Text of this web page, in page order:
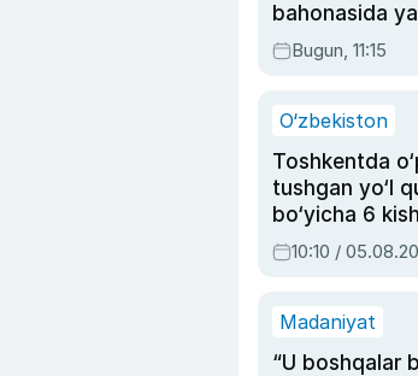
bahonasida
olib borib
20 yilga
Bugun, 11:15
O‘zbekiston
Toshkentda
tushgan yo‘l
bo‘yicha 6
hukmi o‘qildi
10:10 /
Madaniyat
“U boshqalar